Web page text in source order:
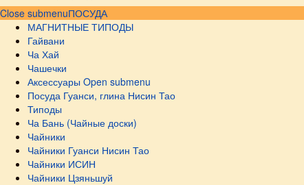
Close submenuПОСУДА
МАГНИТНЫЕ ТИПОДЫ
Гайвани
Ча Хай
Чашечки
Аксессуары Open submenu
Посуда Гуанси, глина Нисин Тао
Типоды
Ча Бань (Чайные доски)
Чайники
Чайники Гуанси Нисин Тао
Чайники ИСИН
Чайники Цзяньшуй